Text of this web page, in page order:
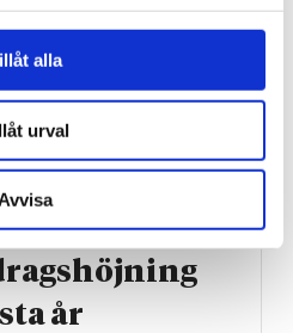
alla
urval
år